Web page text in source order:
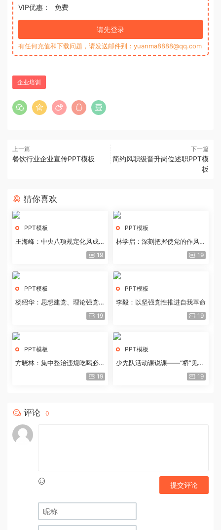
VIP优惠：
免费
请先登录
有任何充值和下载问题，请发送邮件到：yuanma8888@qq.com
企业培训
上一篇
餐饮行业企业宣传PPT模板
下一篇
简约风职级晋升岗位述职PPT模
板
猜你喜欢
PPT模板
王海峰：中央八项规定化风成俗
19
PPT模板
林学启：深刻把握使党的作风全
19
PPT模板
杨绍华：思想建党、理论强党的
19
PPT模板
李毅：以坚强党性推进自我革命
19
PPT模板
方晓林：集中整治违规吃喝必须
19
PPT模板
少先队活动课说课——“桥”见中
19
评论 0
提交评论